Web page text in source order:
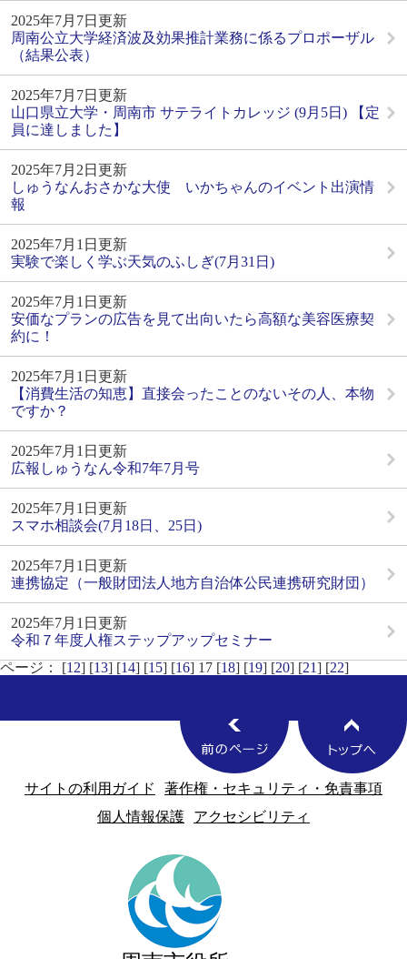
2025年7月7日更新
周南公立大学経済波及効果推計業務に係るプロポーザル
（結果公表）
2025年7月7日更新
山口県立大学・周南市 サテライトカレッジ (9月5日) 【定
員に達しました】
2025年7月2日更新
しゅうなんおさかな大使 いかちゃんのイベント出演情
報
2025年7月1日更新
実験で楽しく学ぶ天気のふしぎ(7月31日)
2025年7月1日更新
安価なプランの広告を見て出向いたら高額な美容医療契
約に！
2025年7月1日更新
【消費生活の知恵】直接会ったことのないその人、本物
ですか？
2025年7月1日更新
広報しゅうなん令和7年7月号
2025年7月1日更新
スマホ相談会(7月18日、25日)
2025年7月1日更新
連携協定（一般財団法人地方自治体公民連携研究財団）
2025年7月1日更新
令和７年度人権ステップアップセミナー
ページ： [12] [13] [14] [15] [16] 17 [18] [19] [20] [21] [22]
サイトの利用ガイド
著作権・セキュリティ・免責事項
個人情報保護
アクセシビリティ